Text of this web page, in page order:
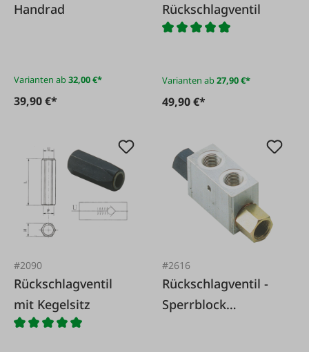
Handrad
Varianten ab32,00 €*
39,90 €*
Rückschlagventil
Varianten ab27,90 €*
49,90 €*
#2090
Rückschlagventil
mit Kegelsitz
#2616
Rückschlagventil -
Sperrblock